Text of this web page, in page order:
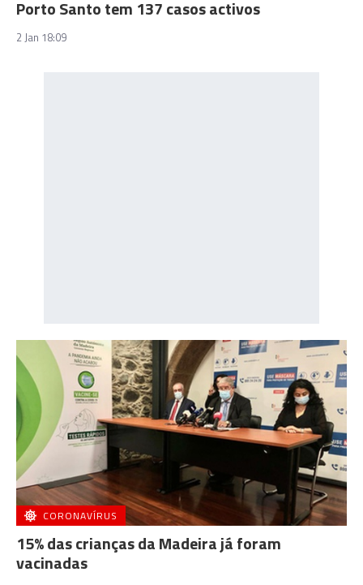
Porto Santo tem 137 casos activos
2 Jan 18:09
CORONAVÍRUS
15% das crianças da Madeira já foram
vacinadas